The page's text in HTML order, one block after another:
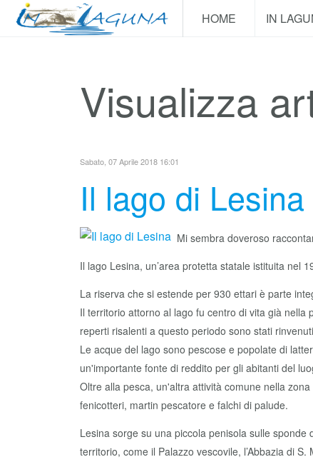
HOME IN
Visualizza
Sabato, 07 Aprile 2018 16:01
Il lago di Lesina
Mi sembra doveroso
Il lago Lesina, un’area protetta statale istituita nel
La riserva che si estende per 930 ettari è parte
Il territorio attorno al lago fu centro di vita già nella
reperti risalenti a questo periodo sono stati
Le acque del lago sono pescose e popolate di
un'importante fonte di reddito per gli abitanti del
Oltre alla pesca, un'altra attività comune nella
fenicotteri, martin pescatore e falchi di palude.
Lesina sorge su una piccola penisola sulle
territorio, come il Palazzo vescovile, l’Abbazia di